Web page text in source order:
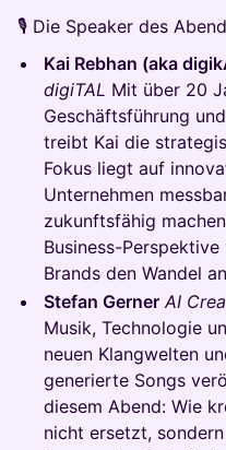
🎙️ Die Speaker des
Kai Rebhan (aka
digiTAL Mit über 20
Geschäftsführung
treibt Kai die
Fokus liegt auf
Unternehmen
zukunftsfähig
Business-
Brands den Wandel
Stefan Gerner AI
Musik, Technologie
neuen Klangwelten
generierte Songs
diesem Abend: Wie
nicht ersetzt,